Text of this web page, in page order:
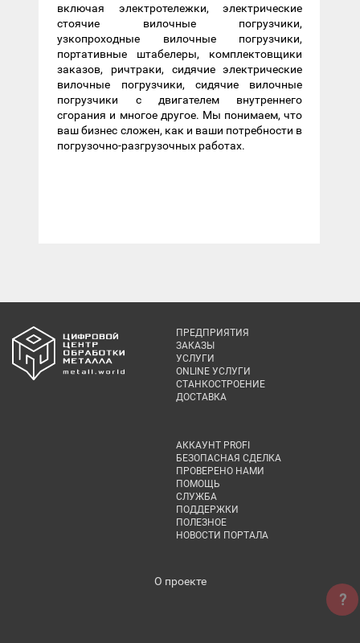
включая электротележки, электрические
стоячие вилочные погрузчики,
узкопроходные вилочные погрузчики,
портативные штабелеры, комплектовщики
заказов, ричтраки, сидячие электрические
вилочные погрузчики, сидячие вилочные
погрузчики с двигателем внутреннего
сгорания и многое другое. Мы понимаем, что
ваш бизнес сложен, как и ваши потребности в
погрузочно-разгрузочных работах.
ПРЕДПРИЯТИЯ
ЗАКАЗЫ
УСЛУГИ
ONLINE УСЛУГИ
СТАНКОСТРОЕНИЕ
ДОСТАВКА
АККАУНТ PROFI
БЕЗОПАСНАЯ СДЕЛКА
ПРОВЕРЕНО НАМИ
ПОМОЩЬ
СЛУЖБА
ПОДДЕРЖКИ
ПОЛЕЗНОЕ
НОВОСТИ ПОРТАЛА
О проекте
?